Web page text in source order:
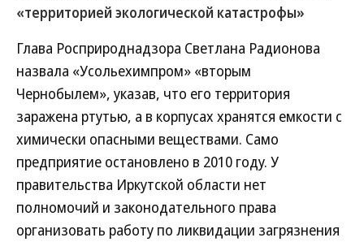
«территорией экологической катастрофы»
Глава Росприроднадзора Светлана Радионова
назвала «Усольехимпром» «вторым
Чернобылем», указав, что его территория
заражена ртутью, а в корпусах хранятся емкости с
химически опасными веществами. Само
предприятие остановлено в 2010 году. У
правительства Иркутской области нет
полномочий и законодательного права
организовать работу по ликвидации загрязнения